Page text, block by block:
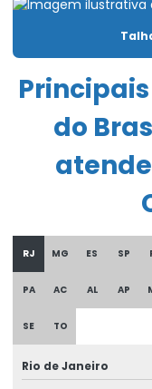
Célula carga industrial
Chave fim de curso
Compra De Carro
Comprar Talha Fixa
Comprar Talha Nova
Cortina de cabo
Curso De Reciclagem
Discos de freios
do
RJ MG ES SP
PA AC AL AP
SE TO
Rio de Janeiro